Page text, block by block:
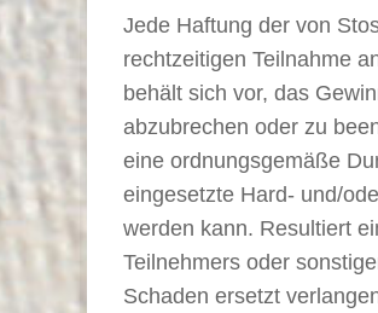
Jede Haftung der von
rechtzeitigen Teilnahme
behält sich vor, das
abzubrechen oder zu
eine ordnungsgemäße
eingesetzte Hard- und/
werden kann. Resultiert
Teilnehmers oder
Schaden ersetzt